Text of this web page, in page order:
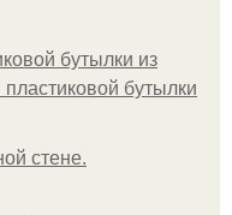
бутылки из
пластиковой бутылки
стене.